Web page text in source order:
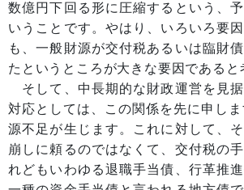
数億円下回る形に圧縮するという、
いうことです。やはり、いろいろ要
も、一般財源が交付税あるいは臨財
たというところが大きな要因であると
そして、中長期的な財政運営を見
対応としては、この関係を先に申し
源不足が生じます。これに対して、
崩しに頼るのではなくて、交付税の
れどもいわゆる退職手当債、行革推